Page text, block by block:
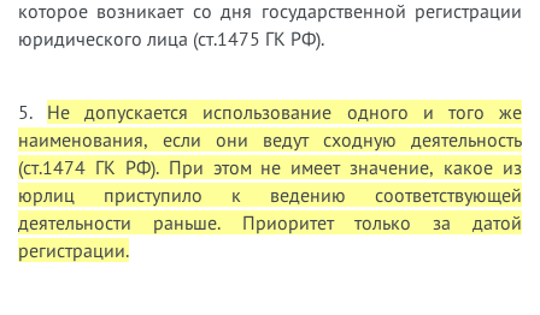
которое возникает со дня государственной регистрации
юридического лица (ст.1475 ГК РФ).
5. Не допускается использование одного и того же
наименования, если они ведут сходную деятельность
(ст.1474 ГК РФ). При этом не имеет значение, какое из
юрлиц приступило к ведению соответствующей
деятельности раньше. Приоритет только за датой
регистрации.